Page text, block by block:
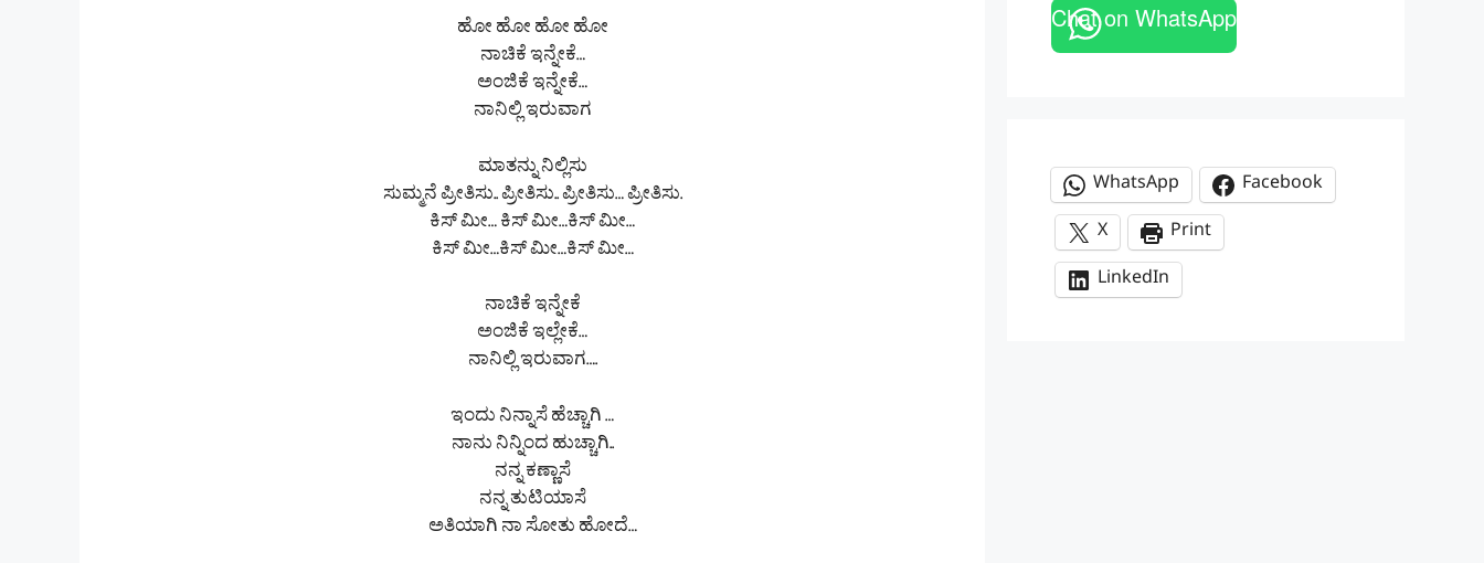
ಹೋ ಹೋ ಹೋ ಹೋ
ನಾಚಿಕೆ ಇನ್ನೇಕೆ…
ಅಂಜಿಕೆ ಇನ್ನೇಕೆ…
ನಾನಿಲ್ಲಿ ಇರುವಾಗ
ಮಾತನ್ನು ನಿಲ್ಲಿಸು
ಸುಮ್ಮನೆ ಪ್ರೀತಿಸು.. ಪ್ರೀತಿಸು.. ಪ್ರೀತಿಸು… ಪ್ರೀತಿಸು.
ಕಿಸ್ ಮೀ… ಕಿಸ್ ಮೀ…ಕಿಸ್ ಮೀ…
ಕಿಸ್ ಮೀ…ಕಿಸ್ ಮೀ…ಕಿಸ್ ಮೀ…
ನಾಚಿಕೆ ಇನ್ನೇಕೆ
ಅಂಜಿಕೆ ಇಲ್ಲೇಕೆ…
ನಾನಿಲ್ಲಿ ಇರುವಾಗ….
ಇಂದು ನಿನ್ನಾಸೆ ಹೆಚ್ಚಾಗಿ …
ನಾನು ನಿನ್ನಿಂದ ಹುಚ್ಚಾಗಿ..
ನನ್ನ ಕಣ್ಣಾಸೆ
ನನ್ನ ತುಟಿಯಾಸೆ
ಅತಿಯಾಗಿ ನಾ ಸೋತು ಹೋದೆ…
Chat on WhatsApp
WhatsApp
Facebook
X
Print
LinkedIn